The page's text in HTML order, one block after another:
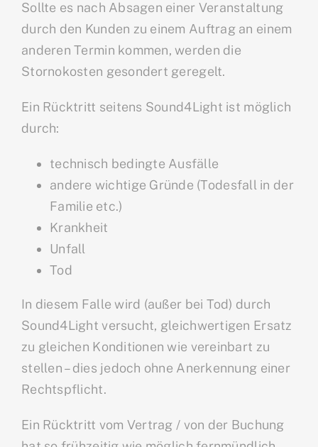
Sollte es nach Absagen einer Veranstaltung
durch den Kunden zu einem Auftrag an einem
anderen Termin kommen, werden die
Stornokosten gesondert geregelt.
Ein Rücktritt seitens Sound4Light ist möglich
durch:
technisch bedingte Ausfälle
andere wichtige Gründe (Todesfall in der
Familie etc.)
Krankheit
Unfall
Tod
In diesem Falle wird (außer bei Tod) durch
Sound4Light versucht, gleichwertigen Ersatz
zu gleichen Konditionen wie vereinbart zu
stellen – dies jedoch ohne Anerkennung einer
Rechtspflicht.
Ein Rücktritt vom Vertrag / von der Buchung